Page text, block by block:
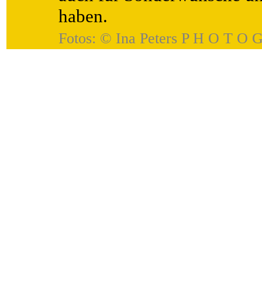
haben.
Fotos: © Ina Peters P H O T O